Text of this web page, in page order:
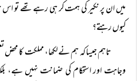
میں ان پر نکیر کی ہمت کر ہی رہے تھے تو
کیوں رہتے؟
تاہم جیساکہ ہم نے لکھا، مملکت کا محض
وجاہت اور استحکام کی ضمانت نہیں ہے،